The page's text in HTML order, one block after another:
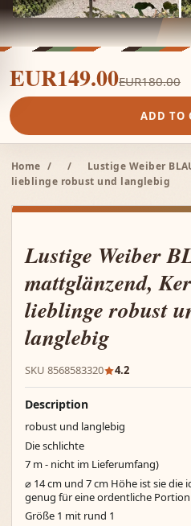
EUR149.00EUR180.00
ADD TO
Home / /
Lustige Weiber
lieblinge robust und langlebig
Lustige Weiber
mattglänzend,
lieblinge robust
langlebig
SKU 8568583320 4.2
Description
robust und langlebig
Die schlichte
7 m - nicht im Lieferumfang)
⌀ 14 cm und 7 cm Höhe ist sie die
genug für eine ordentliche Portion
Größe 1 mit rund 1